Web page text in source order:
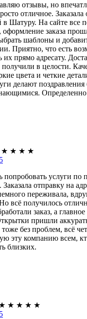
отзывы, но
отличное.
в Шатуру. На сайте все
оформление заказа
шаблоны и
Приятно, что есть
их прямо адресату.
в целости.
цвета и четкие
делают
Определенно
★ ★ ★ ★
услуги по
Заказала отправку на
переживала,
всё получилось
заказ, а
пришли
без проблем, всё
эту компанию всем,
близких.
★ ★ ★ ★